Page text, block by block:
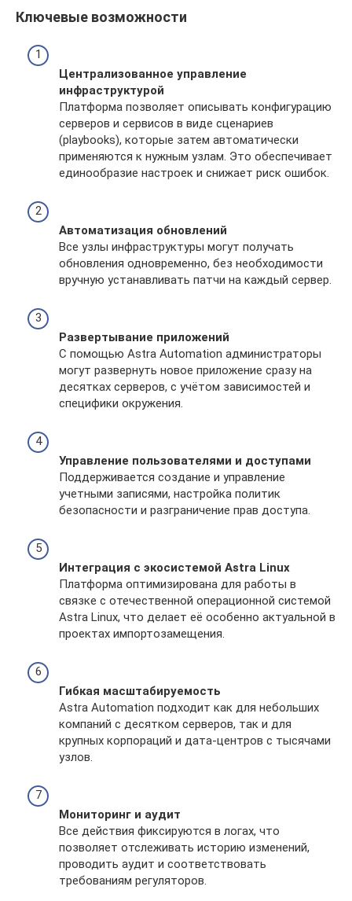
Ключевые возможности
Централизованное управление
инфраструктурой
Платформа позволяет описывать конфигурацию
серверов и сервисов в виде сценариев
(playbooks), которые затем автоматически
применяются к нужным узлам. Это обеспечивает
единообразие настроек и снижает риск ошибок.
Автоматизация обновлений
Все узлы инфраструктуры могут получать
обновления одновременно, без необходимости
вручную устанавливать патчи на каждый сервер.
Развертывание приложений
С помощью Astra Automation администраторы
могут развернуть новое приложение сразу на
десятках серверов, с учётом зависимостей и
специфики окружения.
Управление пользователями и доступами
Поддерживается создание и управление
учетными записями, настройка политик
безопасности и разграничение прав доступа.
Интеграция с экосистемой Astra Linux
Платформа оптимизирована для работы в
связке с отечественной операционной системой
Astra Linux, что делает её особенно актуальной в
проектах импортозамещения.
Гибкая масштабируемость
Astra Automation подходит как для небольших
компаний с десятком серверов, так и для
крупных корпораций и дата-центров с тысячами
узлов.
Мониторинг и аудит
Все действия фиксируются в логах, что
позволяет отслеживать историю изменений,
проводить аудит и соответствовать
требованиям регуляторов.